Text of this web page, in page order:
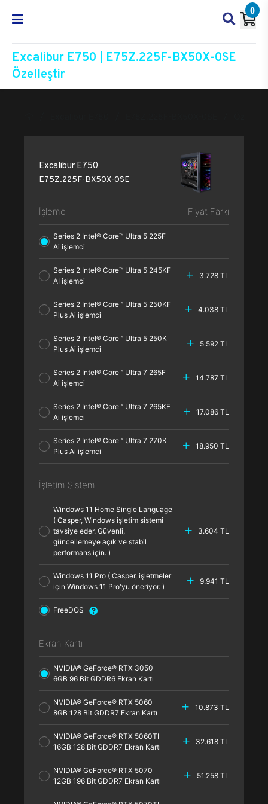
0
Excalibur E750 | E75Z.225F-BX50X-0SE
Özelleştir
Excalibur E750
E75Z.225F-BX50X-0SE
İşlemci Fiyat Farkı
Series 2 Intel® Core™ Ultra 5 225F
Ai işlemci
Series 2 Intel® Core™ Ultra 5 245KF
AI işlemci
3.728 TL
Series 2 Intel® Core™ Ultra 5 250KF
Plus Ai işlemci
4.038 TL
Series 2 Intel® Core™ Ultra 5 250K
Plus Ai işlemci
5.592 TL
Series 2 Intel® Core™ Ultra 7 265F
Ai işlemci
14.787 TL
Series 2 Intel® Core™ Ultra 7 265KF
Ai işlemci
17.086 TL
Series 2 Intel® Core™ Ultra 7 270K
Plus Ai işlemci
18.950 TL
İşletim Sistemi
Windows 11 Home Single Language
( Casper, Windows işletim sistemi
tavsiye eder. Güvenli,
güncellemeye açık ve stabil
performans için. )
3.604 TL
Windows 11 Pro ( Casper, işletmeler
için Windows 11 Pro'yu öneriyor. )
9.941 TL
FreeDOS
Ekran Kartı
NVIDIA® GeForce® RTX 3050
6GB 96 Bit GDDR6 Ekran Kartı
NVIDIA® GeForce® RTX 5060
8GB 128 Bit GDDR7 Ekran Kartı
10.873 TL
NVIDIA® GeForce® RTX 5060TI
16GB 128 Bit GDDR7 Ekran Kartı
32.618 TL
NVIDIA® GeForce® RTX 5070
12GB 196 Bit GDDR7 Ekran Kartı
51.258 TL